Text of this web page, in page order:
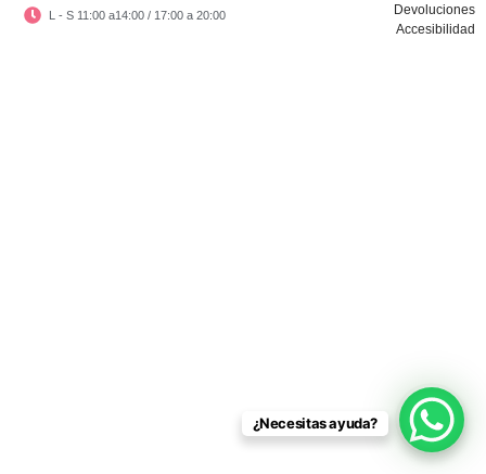
L - S 11:00 a14:00 / 17:00 a 20:00
Devoluciones
Accesibilidad
¿Necesitas ayuda?